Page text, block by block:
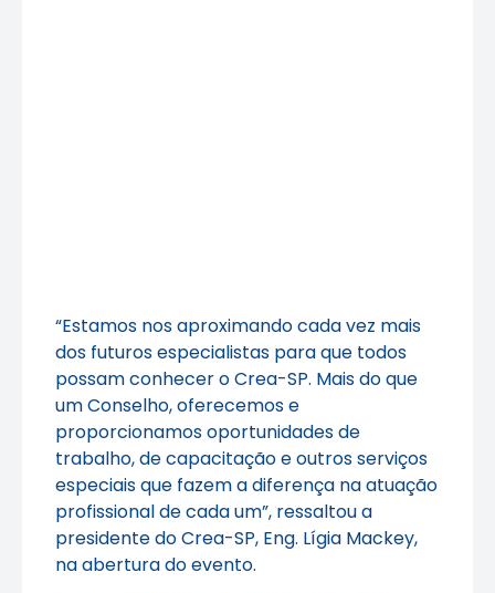
“Estamos nos aproximando cada vez mais
dos futuros especialistas para que todos
possam conhecer o Crea-SP. Mais do que
um Conselho, oferecemos e
proporcionamos oportunidades de
trabalho, de capacitação e outros serviços
especiais que fazem a diferença na atuação
profissional de cada um”, ressaltou a
presidente do Crea-SP, Eng. Lígia Mackey,
na abertura do evento.